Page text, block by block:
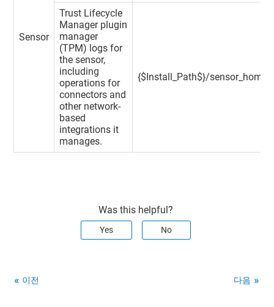
Sensor
Trust Lifecycle
Managerplugin
manager
(TPM) logs for
the sensor,
including
operations for
connectors and
other network-
based
integrations it
manages.
{$Install_Path$}/
Was this helpful?
Yes No
이전 다음